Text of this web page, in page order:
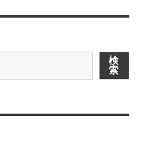
検
索